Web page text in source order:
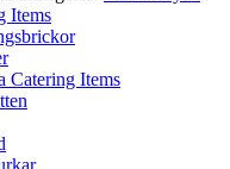
Items
Catering Items